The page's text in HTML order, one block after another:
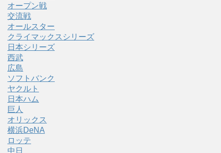
オープン戦
交流戦
オールスター
クライマックスシリーズ
日本シリーズ
西武
広島
ソフトバンク
ヤクルト
日本ハム
巨人
オリックス
横浜DeNA
ロッテ
中日